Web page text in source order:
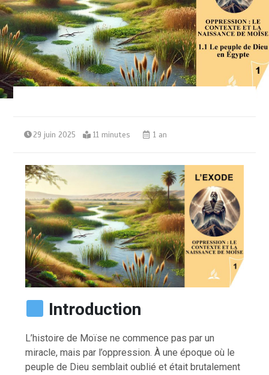
29 juin 2025 11 minutes 1 an
Introduction
L’histoire de Moïse ne commence pas par un
miracle, mais par l’oppression. À une époque où le
peuple de Dieu semblait oublié et était brutalement